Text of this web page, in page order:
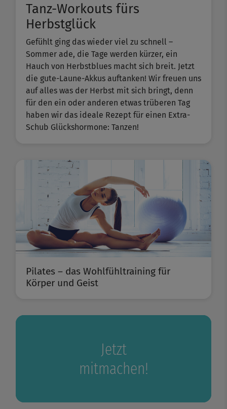
Tanz-Workouts fürs
Herbstglück
Gefühlt ging das wieder viel zu schnell –
Sommer ade, die Tage werden kürzer, ein
Hauch von Herbstblues macht sich breit. Jetzt
die gute-Laune-Akkus auftanken! Wir freuen uns
auf alles was der Herbst mit sich bringt, denn
für den ein oder anderen etwas trüberen Tag
haben wir das ideale Rezept für einen Extra-
Schub Glückshormone: Tanzen!
Pilates – das Wohlfühltraining für
Körper und Geist
Jetzt
mitmachen!